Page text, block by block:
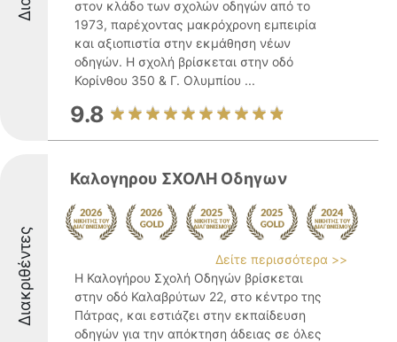
στον κλάδο των σχολών οδηγών από το
1973, παρέχοντας μακρόχρονη εμπειρία
και αξιοπιστία στην εκμάθηση νέων
οδηγών. Η σχολή βρίσκεται στην οδό
Κορίνθου 350 & Γ. Ολυμπίου ...
9.8
Διακριθέντες
Καλογηρου ΣΧΟΛΗ Οδηγων
Δείτε περισσότερα >>
Η Καλογήρου Σχολή Οδηγών βρίσκεται
στην οδό Καλαβρύτων 22, στο κέντρο της
Πάτρας, και εστιάζει στην εκπαίδευση
οδηγών για την απόκτηση άδειας σε όλες